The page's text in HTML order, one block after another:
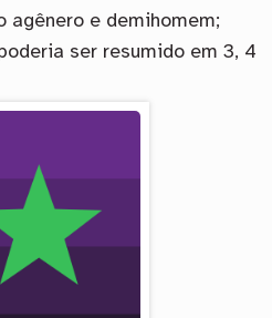
agênero e demihomem;
ser resumido em 3, 4